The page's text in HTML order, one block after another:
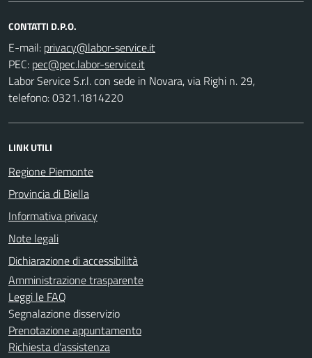
CONTATTI D.P.O.
E-mail:
PEC:
Labor Service S.r.l. con sede in Novara, via Righi n. 29,
telefono: 0321.1814220
LINK UTILI
Regione Piemonte
Provincia di Biella
Informativa privacy
Note legali
Dichiarazione di accessibilità
Amministrazione trasparente
Leggi le FAQ
Segnalazione disservizio
Prenotazione appuntamento
Richiesta d'assistenza